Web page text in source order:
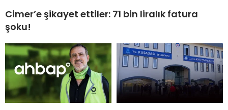
Cimer’e şikayet ettiler: 71 bin liralık fatura
şoku!